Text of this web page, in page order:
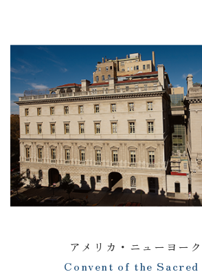
アメリカ・ニューヨー
Convent of the